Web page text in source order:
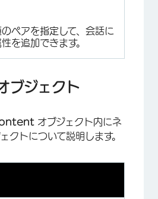
ペアを指定して、会話に
を追加できます。
ブジェクト
オブジェクト内にネ
クトについて説明します。